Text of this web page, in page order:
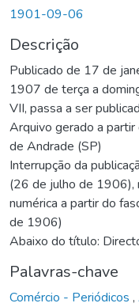
1901-09-06
Descrição
Publicado de 17 de
1907 de terça a
VII, passa a ser
Arquivo gerado a
de Andrade (SP)
Interrupção da
(26 de julho de 1906),
numérica a partir do
de 1906)
Abaixo do título:
Palavras-chave
Comércio - Periódicos ,